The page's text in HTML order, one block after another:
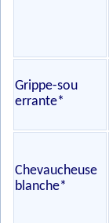
Grippe-sou
errante*
Chevaucheuse
blanche*